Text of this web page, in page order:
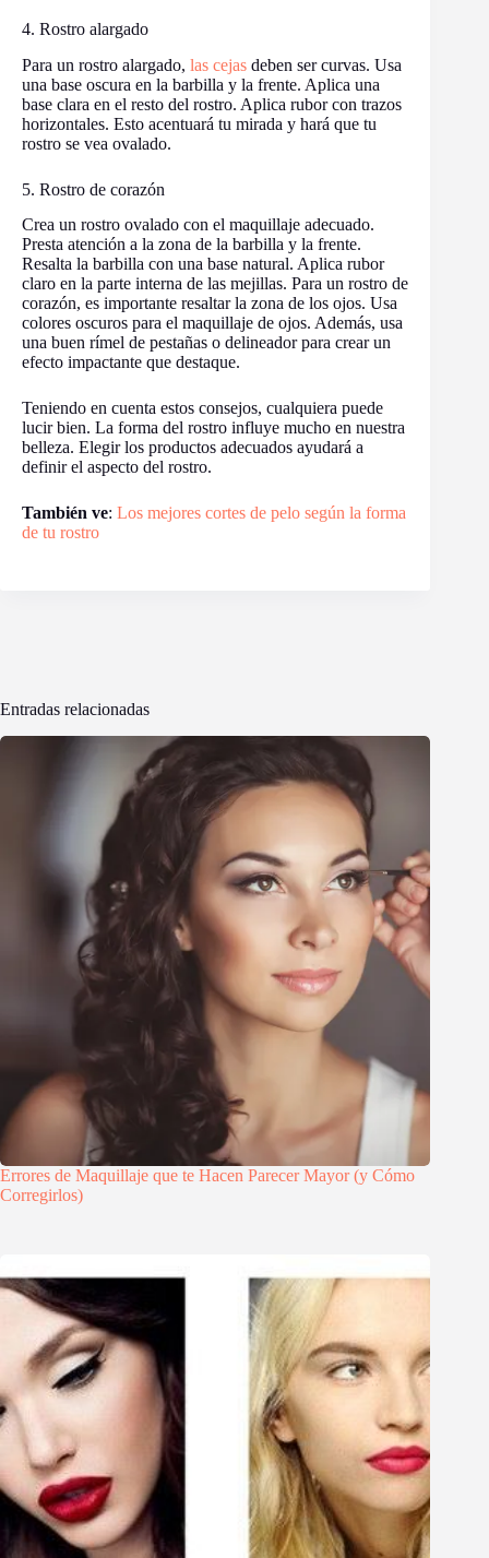
4. Rostro alargado
Para un rostro alargado, las cejas deben ser curvas. Usa
una base oscura en la barbilla y la frente. Aplica una
base clara en el resto del rostro. Aplica rubor con trazos
horizontales. Esto acentuará tu mirada y hará que tu
rostro se vea ovalado.
5. Rostro de corazón
Crea un rostro ovalado con el maquillaje adecuado.
Presta atención a la zona de la barbilla y la frente.
Resalta la barbilla con una base natural. Aplica rubor
claro en la parte interna de las mejillas. Para un rostro de
corazón, es importante resaltar la zona de los ojos. Usa
colores oscuros para el maquillaje de ojos. Además, usa
una buen rímel de pestañas o delineador para crear un
efecto impactante que destaque.
Teniendo en cuenta estos consejos, cualquiera puede
lucir bien. La forma del rostro influye mucho en nuestra
belleza. Elegir los productos adecuados ayudará a
definir el aspecto del rostro.
También ve: Los mejores cortes de pelo según la forma
de tu rostro
Entradas relacionadas
Errores de Maquillaje que te Hacen Parecer Mayor (y Cómo
Corregirlos)